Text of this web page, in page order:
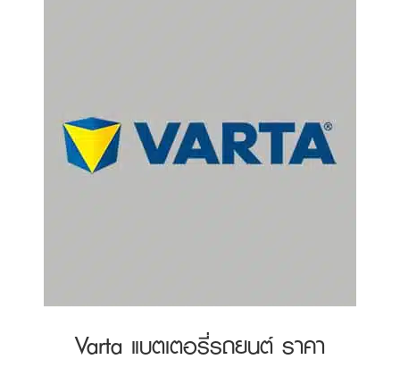
Varta แบตเตอรี่รถยนต์ ราคา